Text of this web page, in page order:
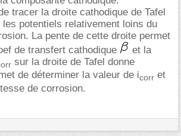
tracer la droite cathodique de Tafel
potentiels relativement loins du
La pente de cette droite permet
de transfert cathodique
et la
sur la droite de Tafel donne
de déterminer la valeur de icorr et
de corrosion.